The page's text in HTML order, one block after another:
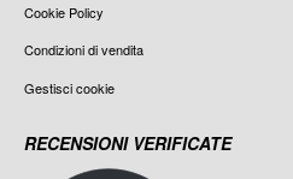
Cookie Policy
Condizioni di vendita
Gestisci cookie
RECENSIONI VERIFICATE